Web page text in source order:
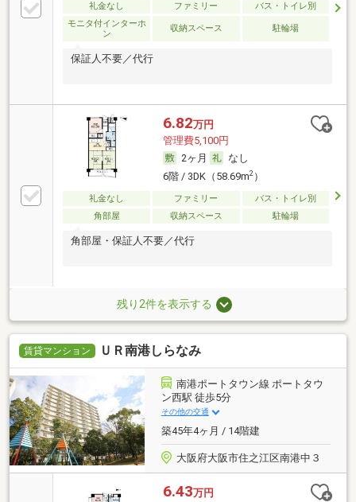
礼金なし ファミリー
バス・トイレ別
モニタ付インターホ
ン
収納スペース 駐輪場
保証人不要／代行
6.82万円
管理費5,100円
2ヶ月
なし
6階 / 3DK（58.69m2）
礼金なし ファミリー
バス・トイレ別
角部屋
収納スペース 駐輪場
角部屋・保証人不要／代行
残り2件を表示する
賃貸マンション ＵＲ南港しらなみ
南港ポートタウン線 ポートタウ
ン西駅 徒歩5分
その他の交通
築45年4ヶ月 / 14階建
大阪府大阪市住之江区南港中３
6.43万円